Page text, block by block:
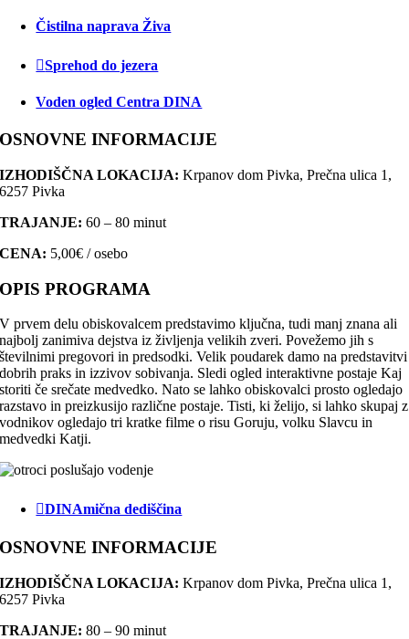
Čistilna naprava Živa
Sprehod do jezera
Voden ogled Centra DINA
OSNOVNE INFORMACIJE
IZHODIŠČNA LOKACIJA: Krpanov dom Pivka, Prečna ulica 1,
6257 Pivka
TRAJANJE: 60 – 80 minut
CENA: 5,00€ / osebo
OPIS PROGRAMA
V prvem delu obiskovalcem predstavimo ključna, tudi manj znana ali
najbolj zanimiva dejstva iz življenja velikih zveri. Povežemo jih s
številnimi pregovori in predsodki. Velik poudarek damo na predstavitvi
dobrih praks in izzivov sobivanja. Sledi ogled interaktivne postaje Kaj
storiti če srečate medvedko. Nato se lahko obiskovalci prosto ogledajo
razstavo in preizkusijo različne postaje. Tisti, ki želijo, si lahko skupaj z
vodnikov ogledajo tri kratke filme o risu Goruju, volku Slavcu in
medvedki Katji.
DINAmična dediščina
OSNOVNE INFORMACIJE
IZHODIŠČNA LOKACIJA: Krpanov dom Pivka, Prečna ulica 1,
6257 Pivka
TRAJANJE: 80 – 90 minut